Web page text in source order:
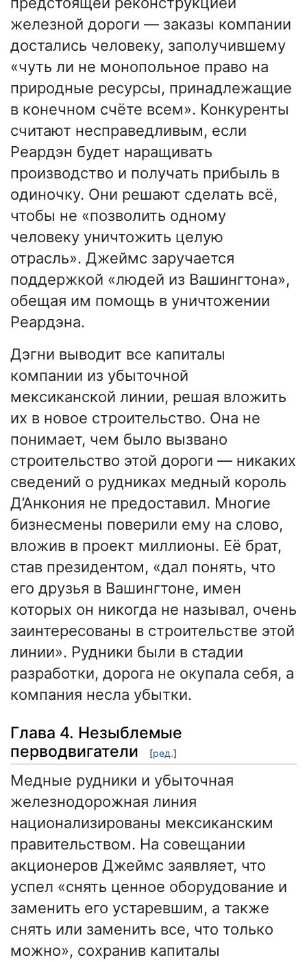
железной дороги — заказы компании
достались человеку, заполучившему
«чуть ли не монопольное право на
природные ресурсы, принадлежащие
в конечном счёте всем». Конкуренты
считают несправедливым, если
Реардэн будет наращивать
производство и получать прибыль в
одиночку. Они решают сделать всё,
чтобы не «позволить одному
человеку уничтожить целую
отрасль». Джеймс заручается
поддержкой «людей из Вашингтона»,
обещая им помощь в уничтожении
Реардэна.
Дэгни выводит все капиталы
компании из убыточной
мексиканской линии, решая вложить
их в новое строительство. Она не
понимает, чем было вызвано
строительство этой дороги — никаких
сведений о рудниках медный король
Д’Анкония не предоставил. Многие
бизнесмены поверили ему на слово,
вложив в проект миллионы. Её брат,
став президентом, «дал понять, что
его друзья в Вашингтоне, имен
которых он никогда не называл, очень
заинтересованы в строительстве этой
линии». Рудники были в стадии
разработки, дорога не окупала себя, а
компания несла убытки.
Глава 4. Незыблемые
перводвигатели
[ред.]
Медные рудники и убыточная
железнодорожная линия
национализированы мексиканским
правительством. На совещании
акционеров Джеймс заявляет, что
успел «снять ценное оборудование и
заменить его устаревшим, а также
снять или заменить все, что только
можно», сохранив капиталы